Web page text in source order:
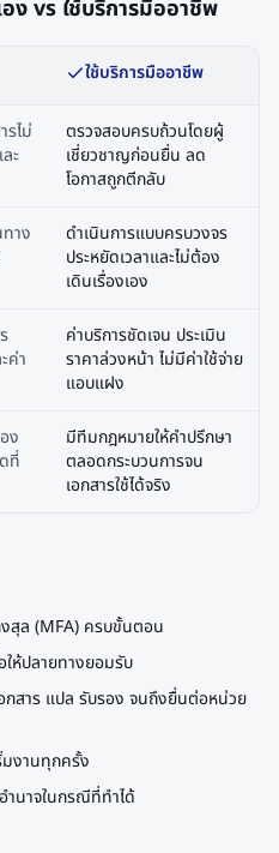
ง vs ใช้บริการมืออาชีพ
ใช้บริการมืออาชีพ
รไม่
ะ
ตรวจสอบครบถ้วนโดยผู้
เชี่ยวชาญก่อนยื่น ลด
โอกาสถูกตีกลับ
าง
ดำเนินการแบบครบวงจร
ประหยัดเวลาและไม่ต้อง
เดินเรื่องเอง
ค่า
ค่าบริการชัดเจน ประเมิน
ราคาล่วงหน้า ไม่มีค่าใช้จ่าย
แอบแฝง
ง
ที่
มีทีมกฎหมายให้คำปรึกษา
ตลอดกระบวนการจน
เอกสารใช้ได้จริง
สุล (MFA) ครบขั้นตอน
ห้ปลายทางยอมรับ
กสาร แปล รับรอง จนถึงยื่นต่อหน่วย
มงานทุกครั้ง
นาจในกรณีที่ทำได้